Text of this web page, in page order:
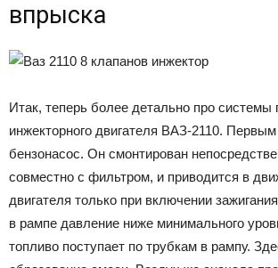
впрыска
Итак, теперь более детально про системы
инжекторного двигателя ВАЗ-2110.
бензонасос. Он смонтирован
совместно с фильтром, и приводится в
двигателя только при включении
в рампе давление ниже минимального
топливо поступает по трубкам в рампу.